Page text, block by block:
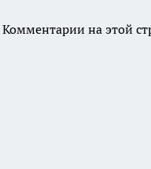
Комментарии на этой